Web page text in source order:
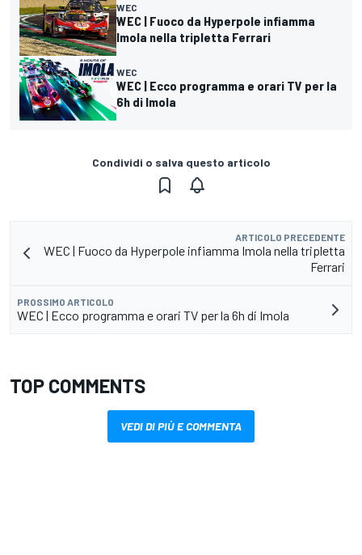
WEC
WEC | Fuoco da Hyperpole infiamma
Imola nella tripletta Ferrari
WEC
WEC | Ecco programma e orari TV per la
6h di Imola
Condividi o salva questo articolo
ARTICOLO PRECEDENTE
WEC | Fuoco da Hyperpole infiamma Imola nella tripletta
Ferrari
PROSSIMO ARTICOLO
WEC | Ecco programma e orari TV per la 6h di Imola
TOP COMMENTS
VEDI DI PIÙ E COMMENTA